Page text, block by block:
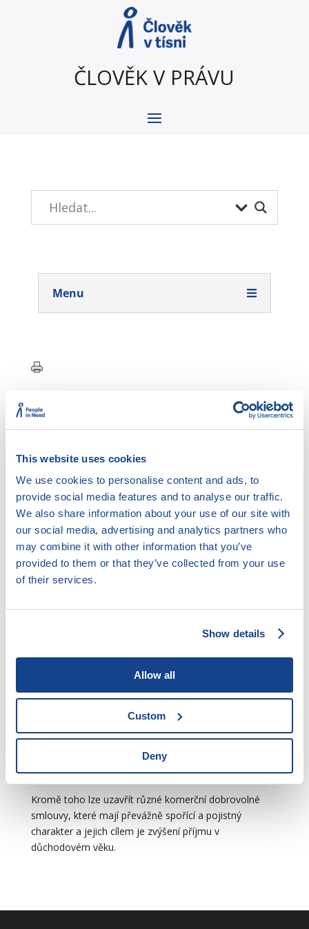
This website uses cookies
We use cookies to personalise content and ads, to
provide social media features and to analyse our traffic.
We also share information about your use of our site with
our social media, advertising and analytics partners who
may combine it with other information that you’ve
provided to them or that they’ve collected from your use
of their services.
Show details
Allow all
Custom
Deny
ČLOVĚK V PRÁVU
Menu
Český důchodový systém se skládá ze dvou částí.
Prvním pilířem je povinné základní důchodové pojištění
podle zákona č. 155/1995 Sb., o důchodovém pojištění.
Je univerzální a zabezpečuje všechny ekonomicky
aktivní osoby. Důchod ze základního důchodového
pojištění pobírá většina obyvatel ČR v důchodovém
věku. Vedle toho existuje dobrovolné doplňkové
penzijní spoření (od 1.1.2013 nahradilo předchozí
Základním předpisem, který upravuje nároky na
stanovení výše důchodů a podmínky pro jejich výplatu,
zákon č. 155/1995 Sb., o důchodovém pojištění.
Předpisem, který upravuje řízení ve věcech
důchodového pojištění, je pak zákon č. 582/1991
Sb. (hlavně §§ 81 – 90).
Doplňkové penzijní spoření se řídí zákonem
č. 427/2011 Sb., o doplňkovém penzijním spoření.
Kromě toho lze uzavřít různé komerční dobrovolné
smlouvy, které mají převážně spořící a pojistný
charakter a jejich cílem je zvýšení příjmu v
důchodovém věku.